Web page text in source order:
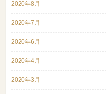
2020年8月
2020年7月
2020年6月
2020年4月
2020年3月